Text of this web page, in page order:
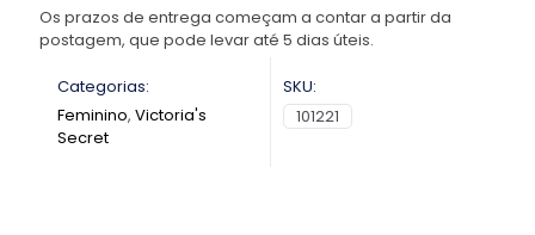
Os prazos de entrega começam a contar a partir da
postagem, que pode levar até 5 dias úteis.
Categorias:
Feminino, Victoria's
Secret
SKU:
101221